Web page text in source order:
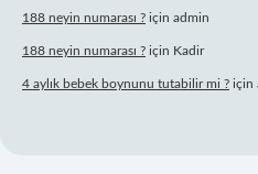
188 neyin numarası ? için admin
188 neyin numarası ? için Kadir
4 aylık bebek boynunu tutabilir mi ? için